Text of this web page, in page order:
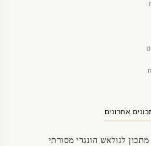
אחרונים
מתכון לגולאש הונגרי מסורתי